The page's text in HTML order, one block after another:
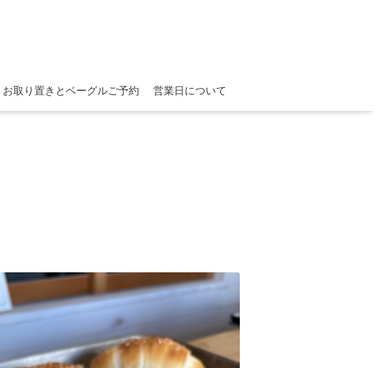
お取り置きとベーグルご予約 営業日について